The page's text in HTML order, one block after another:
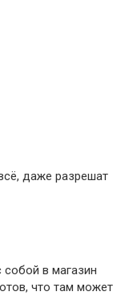
даже разрешат
собой в магазин
что там может